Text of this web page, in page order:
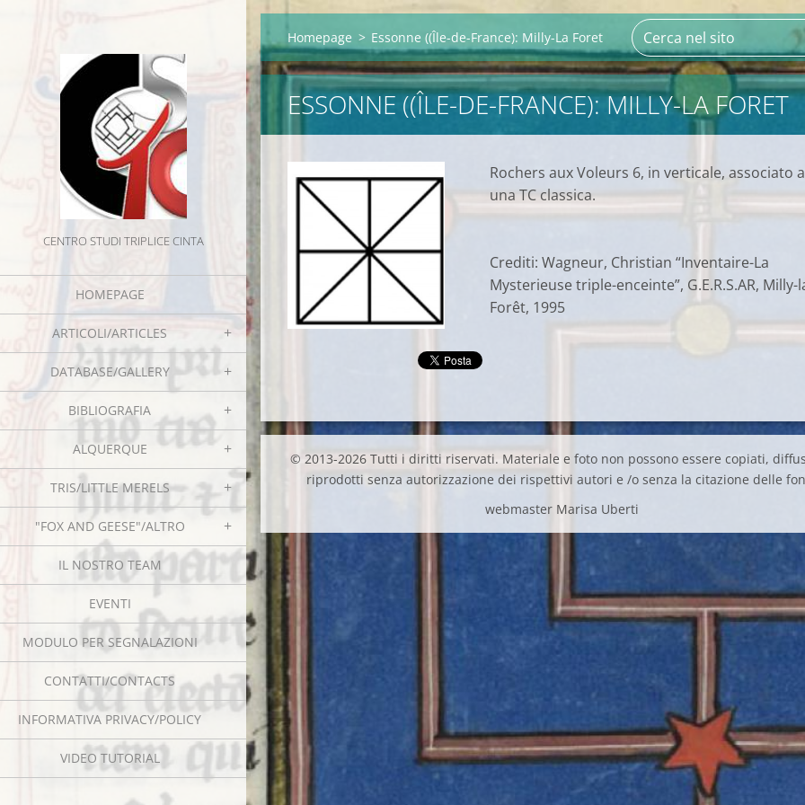
CENTRO STUDI TRIPLICE CINTA
HOMEPAGE
ARTICOLI/ARTICLES
DATABASE/GALLERY
BIBLIOGRAFIA
ALQUERQUE
TRIS/LITTLE MERELS
"FOX AND GEESE"/ALTRO
IL NOSTRO TEAM
EVENTI
MODULO PER SEGNALAZIONI
CONTATTI/CONTACTS
INFORMATIVA PRIVACY/POLICY
VIDEO TUTORIAL
Homepage > Essonne ((Île-de-France): Milly-La Foret
ESSONNE ((ÎLE-DE-FRANCE): MILLY-LA FORET
Rochers aux Voleurs 6, in verticale, associato
una TC classica.
Crediti: Wagneur, Christian “Inventaire-La
Mysterieuse triple-enceinte”, G.E.R.S.AR, Milly-
Forêt, 1995
© 2013-2026 Tutti i diritti riservati. Materiale e foto non possono essere copiati,
riprodotti senza autorizzazione dei rispettivi autori e /o senza la citazione delle
webmaster Marisa Uberti